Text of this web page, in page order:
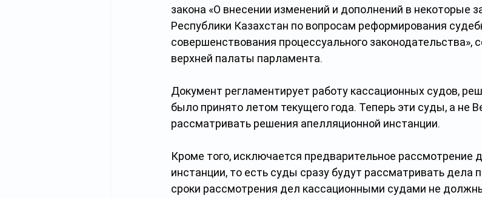
закона «О внесении изменений и дополнений в некоторые
Республики Казахстан по вопросам реформирования
совершенствования процессуального законодательства»,
верхней палаты парламента.
Документ регламентирует работу кассационных судов,
было принято летом текущего года. Теперь эти суды, а не
рассматривать решения апелляционной инстанции.
Кроме того, исключается предварительное рассмотрение
инстанции, то есть суды сразу будут рассматривать дела
сроки рассмотрения дел кассационными судами не